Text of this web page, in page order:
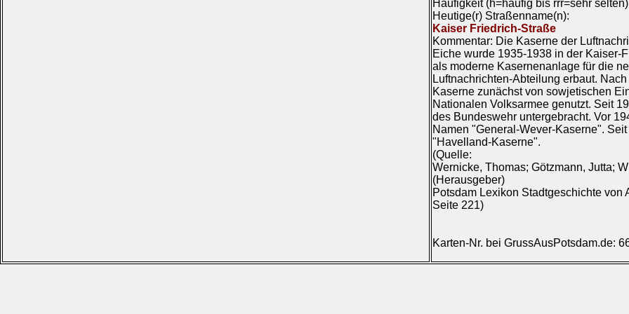
Häufigkeit (h=häufig bis rrr=sehr
Heutige(r) Straßenname(n):
Kaiser Friedrich-Straße
Kommentar: Die Kaserne der
Eiche wurde 1935-1938 in der Kaiser-
als moderne Kasernenanlage für die
Luftnachrichten-Abteilung erbaut.
Kaserne zunächst von sowjetischen
Nationalen Volksarmee genutzt. Seit
des Bundeswehr untergebracht. Vor
Namen "General-Wever-Kaserne".
"Havelland-Kaserne".
(Quelle:
Wernicke, Thomas; Götzmann, Jutta;
(Herausgeber)
Potsdam Lexikon Stadtgeschichte von
Seite 221)
Karten-Nr. bei GrussAusPotsdam.de: